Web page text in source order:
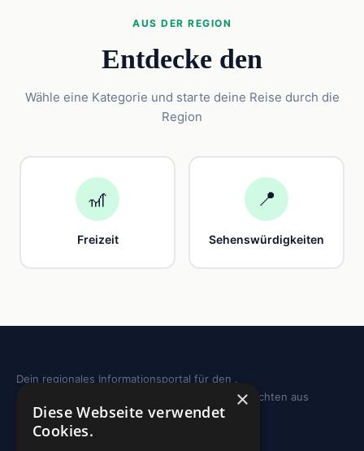
AUS DER REGION
Entdecke den
Wähle eine Kategorie und starte deine Reise durch die
Region
🎢
Freizeit
📍
Sehenswürdigkeiten
Dein regionales Informationsportal für den .
Sehenswürdigkeiten, Ausflugstipps und Geschichten aus
deiner Region.
×
Diese Webseite verwendet
Cookies.